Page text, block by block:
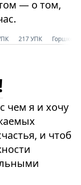
— о том,
217 УПК Горшков
чем я и хочу
и чтоб